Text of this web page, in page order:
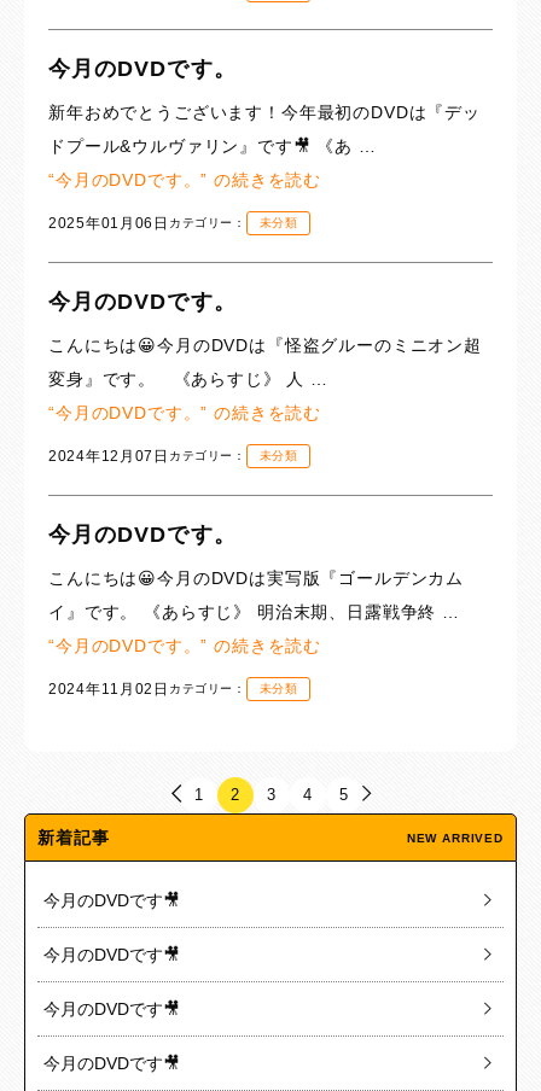
今月のDVDです。
新年おめでとうございます！今年最初のDVDは『デッ
ドプール&ウルヴァリン』です🎥 《あ …
“今月のDVDです。” の続きを読む
2025年01月06日 カテゴリー： 未分類
今月のDVDです。
こんにちは😀今月のDVDは『怪盗グルーのミニオン超
変身』です。 《あらすじ》 人 …
“今月のDVDです。” の続きを読む
2024年12月07日 カテゴリー： 未分類
今月のDVDです。
こんにちは😀今月のDVDは実写版『ゴールデンカム
イ』です。 《あらすじ》 明治末期、日露戦争終 …
“今月のDVDです。” の続きを読む
2024年11月02日 カテゴリー： 未分類
1 2 3 4 5
新着記事 NEW ARRIVED
今月のDVDです🎥
今月のDVDです🎥
今月のDVDです🎥
今月のDVDです🎥